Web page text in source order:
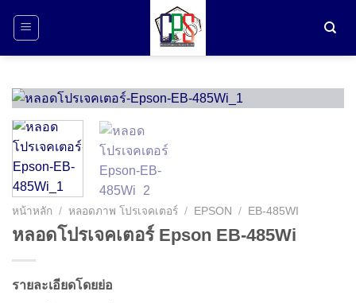
หน้าหลัก / หลอดภาพ โปรเจคเตอร์ / EPSON / EB-485WI
หลอดโปรเจคเตอร์ Epson EB-485Wi
รายละเอียดโดยย่อ